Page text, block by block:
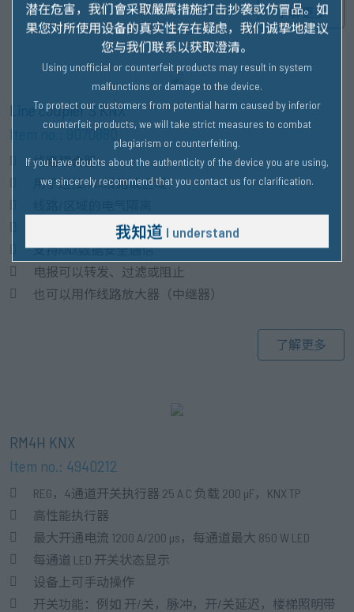
了解更多
Line coupler S KNX
Item no.: 9070880
线路耦合器
用于连接KNX线路或区域
支持长帧（从ETS 5）
支持KNX数据安全通信
电报可以转发、过滤或阻止
也可以用作线路放大器（中继器）
了解更多
RM4H KNX
Item no.: 4940212
REG，4通道开关执行器 25 A C 负载 200 µF，KNX TP
高性能执行器
最大开通电流 1200 A/200 µs，每通道最大 850 W LED
每通道 LED 开关状态显示
设备上可手动操作
开关功能：例如 开/关，脉冲，开/关延迟，楼梯照明带
潜在危害，我们會采取嚴厲措施打击抄袭或仿冒品。 如
果您对所使用设备的真实性存在疑虑，我们诚挚地建议
您与我们联系以获取澄清。
Using unofficial or counterfeit products may result in system
malfunctions or damage to the device.
To protect our customers from potential harm caused by inferior
counterfeit products, we will take strict measures to combat
plagiarism or counterfeiting.
If you have doubts about the authenticity of the device you are using,
we sincerely recommend that you contact us for clarification.
我知道 I understand